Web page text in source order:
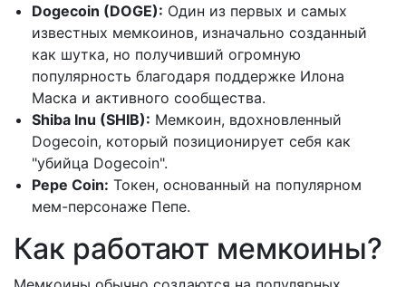
Dogecoin (DOGE): Один из первых и самых
известных мемкоинов, изначально созданный
как шутка, но получивший огромную
популярность благодаря поддержке Илона
Маска и активного сообщества.
Shiba Inu (SHIB): Мемкоин, вдохновленный
Dogecoin, который позиционирует себя как
"убийца Dogecoin".
Pepe Coin: Токен, основанный на популярном
мем-персонаже Пепе.
Как работают мемкоины?